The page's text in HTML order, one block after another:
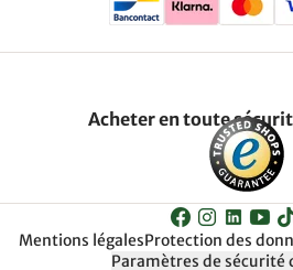
Acheter en toute
Mentions légalesProtection des
Paramètres de sécurité